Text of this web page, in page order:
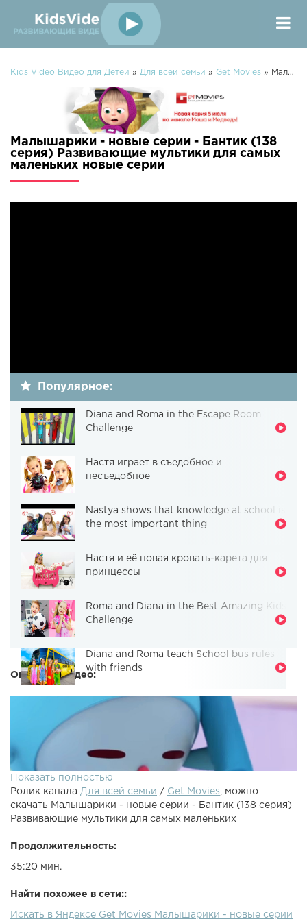
Kids Video Видео для Детей » Для всей семьи » Get Movies » Малышарики - новые серии - Бантик (138 серия) Развивающие мультики для самых маленьких
Малышарики - новые серии - Бантик (138
серия) Развивающие мультики для самых
маленьких новые серии
Популярное:
Diana and Roma in the Escape Room
Challenge
Настя играет в съедобное и
несъедобное
Nastya shows that knowledge at school is
the most important thing
Настя и её новая кровать-карета для
принцессы
Roma and Diana in the Best Amazing Kids
Challenge
Diana and Roma teach School bus rules
with friends
Описание видео:
маленьких:Малышарики Фломастеры Малышарики
Малышарики Робот Малышарики Автобус Малышарики
Показать полностью
Ролик канала Для всей семьи / Get Movies , можно
скачать Малышарики - новые серии - Бантик (138 серия)
Развивающие мультики для самых маленьких
Продолжительность:
35:20 мин.
Найти похожее в сети::
Искать в Яндексе Get Movies Малышарики - новые серии